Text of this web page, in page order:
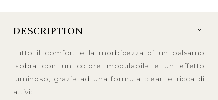
DESCRIPTION
Tutto il comfort e la morbidezza di un balsamo
labbra con un colore modulabile e un effetto
luminoso, grazie ad una formula clean e ricca di
attivi: